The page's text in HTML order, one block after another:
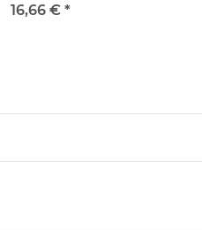
230V Weiß matt Alu
16,66 € *